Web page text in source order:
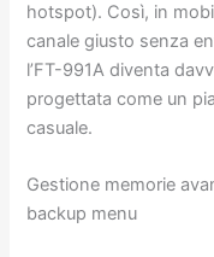
hotspot). Così, in
canale giusto senza
l’FT-991A diventa
progettata come un
casuale.
Gestione memorie
backup menu